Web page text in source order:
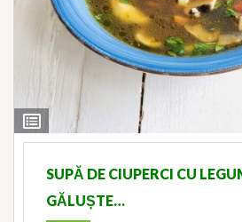
View
Ingredients
SUPĂ DE CIUPERCI CU
GĂLUȘTE…